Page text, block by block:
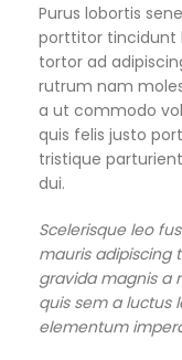
Purus lobortis
porttitor tincidunt
tortor ad
rutrum nam
a ut commodo
quis felis justo
tristique
dui.
Scelerisque leo
mauris adipiscing
gravida magnis a
quis sem a luctus
elementum